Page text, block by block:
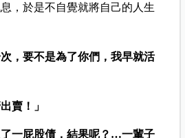
，於是不自覺就將自己的人生
，要不是為了你們，我早就活
賣！」
了一屁股債，結果呢？…一輩子